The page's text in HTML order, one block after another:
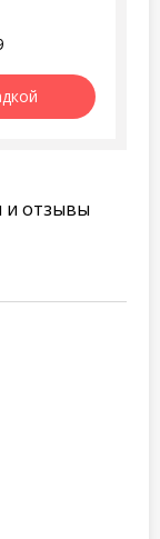
и отзывы